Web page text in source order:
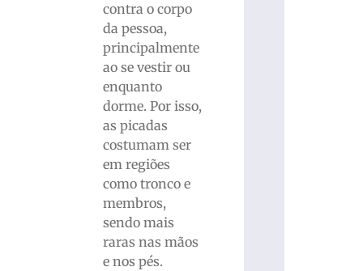
contra o corpo
da pessoa,
principalmente
ao se vestir ou
enquanto
dorme. Por isso,
as picadas
costumam ser
em regiões
como tronco e
membros,
sendo mais
raras nas mãos
e nos pés.